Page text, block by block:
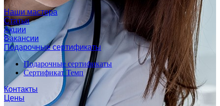
Наши мастера
Статьи
Акции
Вакансии
Подарочные сертификаты
Подарочные сертификаты
Сертификат Темп
Контакты
Цены